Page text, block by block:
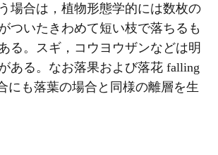
場合は，植物形態学的には数枚の
ついたきわめて短い枝で落ちるも
る。スギ，コウヨウザンなどは明
ある。なお落果および落花 falling
にも落葉の場合と同様の離層を生